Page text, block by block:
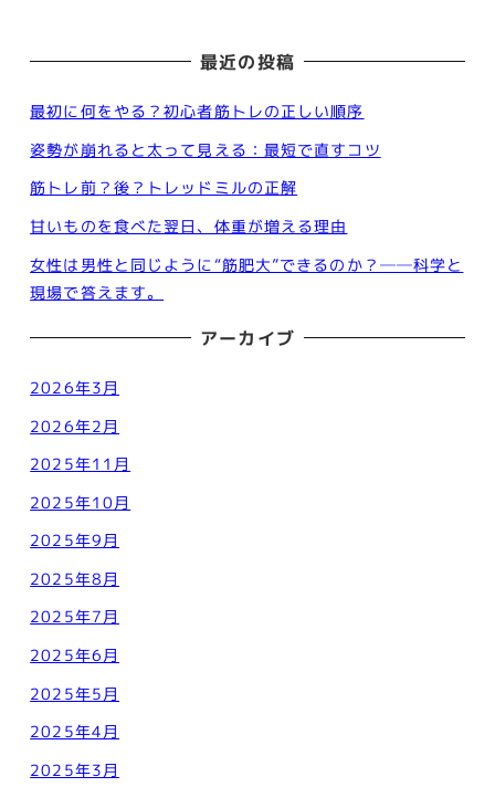
最近の投稿
最初に何をやる？初心者筋トレの正しい順序
姿勢が崩れると太って見える：最短で直すコツ
筋トレ前？後？トレッドミルの正解
甘いものを食べた翌日、体重が増える理由
女性は男性と同じように“筋肥大”できるのか？──科学と
現場で答えます。
アーカイブ
2026年3月
2026年2月
2025年11月
2025年10月
2025年9月
2025年8月
2025年7月
2025年6月
2025年5月
2025年4月
2025年3月